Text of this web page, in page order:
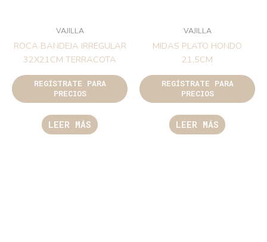
VAJILLA
ROCA BANDEJA IRREGULAR
32X21CM TERRACOTA
REGÍSTRATE PARA
PRECIOS
LEER MÁS
VAJILLA
MIDAS PLATO HONDO
21,5CM
REGÍSTRATE PARA
PRECIOS
LEER MÁS